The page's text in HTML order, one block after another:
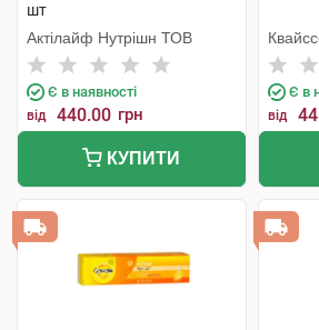
шт
Актілайф Нутрішн ТОВ
Є в наявності
від 440.00 грн
КУПИТИ
Є в
від